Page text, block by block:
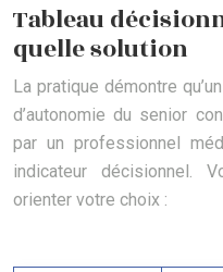
Tableau
quelle solution
La pratique démontre
d’autonomie du senior
par un professionnel
indicateur décisionnel.
orienter votre choix :